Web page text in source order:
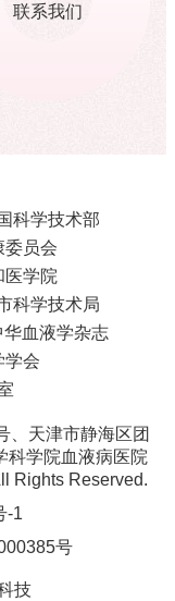
联系我们
科学技术部
委员会
医学院
科学技术局
华血液学杂志
学会
、天津市静海区团
科学院血液病医院
Rights Reserved.
-1
号
技